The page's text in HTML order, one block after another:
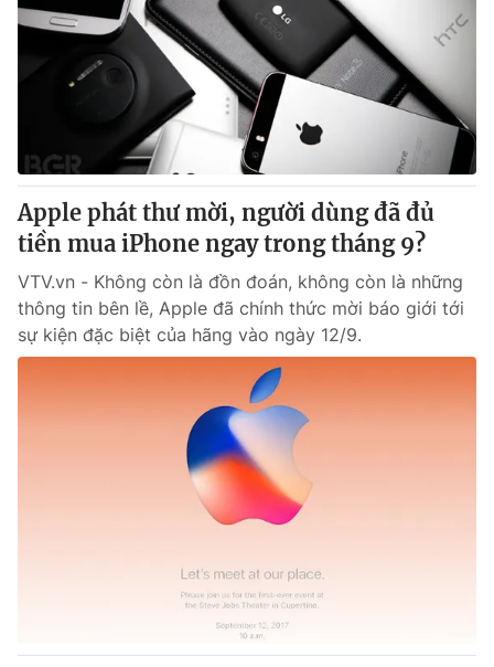
Apple phát thư mời, người dùng đã đủ
tiền mua iPhone ngay trong tháng 9?
VTV.vn - Không còn là đồn đoán, không còn là những
thông tin bên lề, Apple đã chính thức mời báo giới tới
sự kiện đặc biệt của hãng vào ngày 12/9.